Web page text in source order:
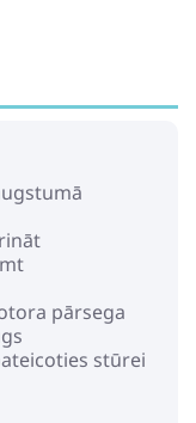
pārsega
stūrei